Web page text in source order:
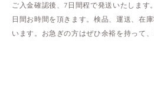
ご入金確認後、7日間程で発送いたします
日間お時間を頂きます。検品、運送、在
います。お急ぎの方はぜひ余裕を持って、